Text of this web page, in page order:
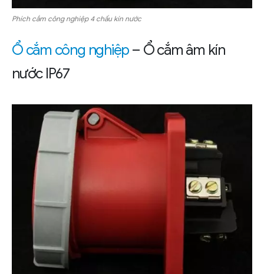
Phích cắm công nghiệp 4 chấu kín nước
Ổ cắm công nghiệp– Ổ cắm âm kín
nước IP67